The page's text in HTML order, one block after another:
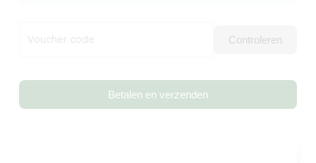
Voucher code Controleren
Betalen en verzenden